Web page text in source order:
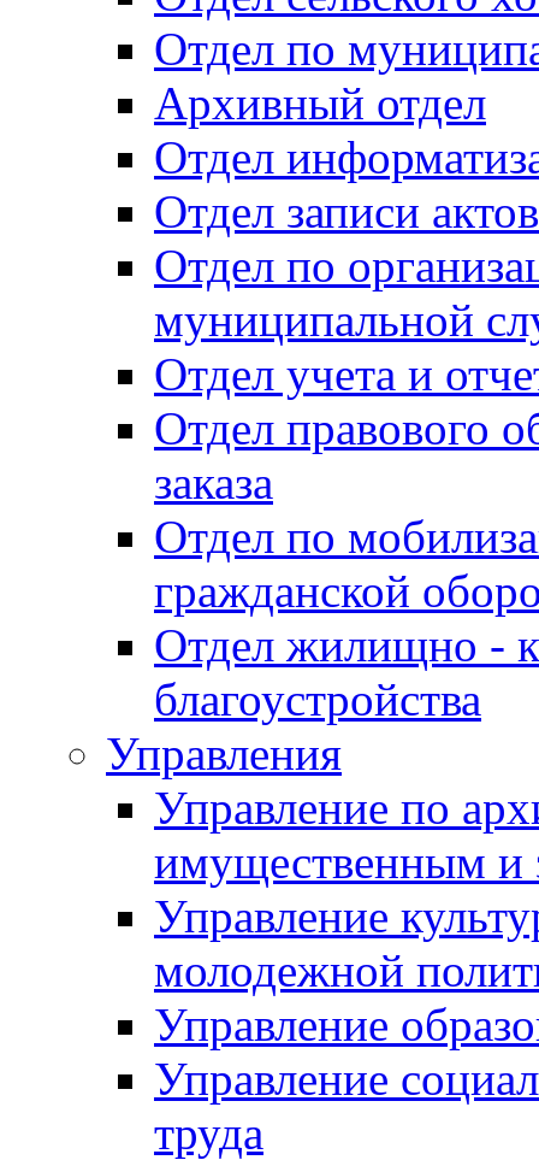
Отдел по
Архивный отдел
Отдел
Отдел записи
Отдел по
муниципальной
Отдел учета и
Отдел правового
заказа
Отдел по
гражданской
Отдел жилищно -
благоустройства
Управления
Управление по
имущественным и
Управление
молодежной
Управление
Управление
труда